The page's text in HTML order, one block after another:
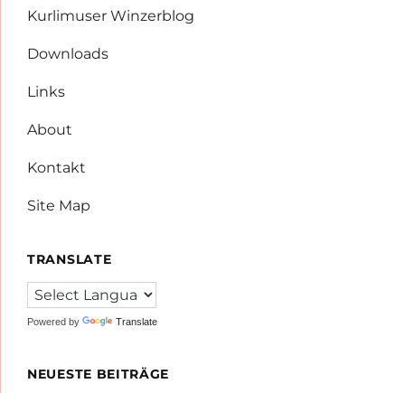
Kurlimuser Winzerblog
Downloads
Links
About
Kontakt
Site Map
TRANSLATE
Powered by Translate
NEUESTE BEITRÄGE